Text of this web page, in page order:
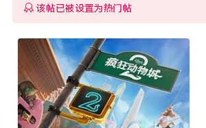
该帖已被设置为热门帖